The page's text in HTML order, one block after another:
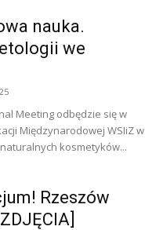
nauka.
we
Meeting odbędzie się w
Międzynarodowej WSIiZ w
kosmetyków...
Rzeszów